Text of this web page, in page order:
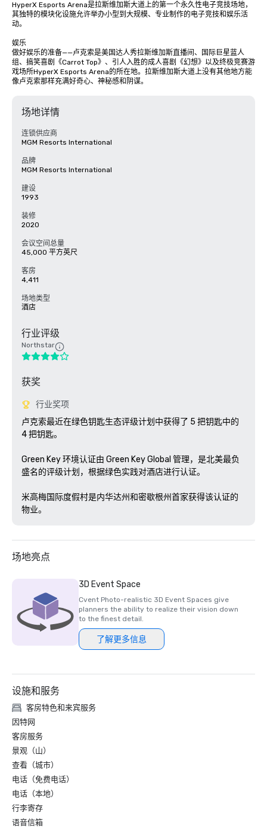
HyperX Esports Arena是拉斯维加斯大道上的第一个永久性电子竞技场地，
其独特的模块化设施允许举办小型到大规模、专业制作的电子竞技和娱乐活
动。
娱乐
做好娱乐的准备——卢克索是美国达人秀拉斯维加斯直播间、国际巨星蓝人
组、搞笑喜剧《Carrot Top》、引人入胜的成人喜剧《幻想》以及终极竞赛游
戏场所HyperX Esports Arena的所在地。拉斯维加斯大道上没有其他地方能
像卢克索那样充满好奇心、神秘感和阴谋。
场地详情
连锁供应商
MGM Resorts International
品牌
MGM Resorts International
建设
1993
装修
2020
会议空间总量
45,000 平方英尺
客房
4,411
场地类型
酒店
行业评级
Northstar
获奖
行业奖项
卢克索最近在绿色钥匙生态评级计划中获得了 5 把钥匙中的
4 把钥匙。
Green Key 环境认证由 Green Key Global 管理，是北美最负
盛名的评级计划，根据绿色实践对酒店进行认证。
米高梅国际度假村是内华达州和密歇根州首家获得该认证的
场地亮点
3D Event Space
Cvent Photo-realistic 3D Event Spaces give
planners the ability to realize their vision down
to the finest detail.
了解更多信息
设施和服务
客房特色和来宾服务
因特网
客房服务
景观（山）
查看（城市）
电话（免费电话）
电话（本地）
行李寄存
语音信箱